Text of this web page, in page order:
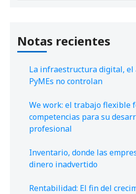
Notas recientes
La infraestructura digital, el
PyMEs no controlan
We work: el trabajo flexible
competencias para su
profesional
Inventario, donde las
dinero inadvertido
Rentabilidad: El fin del